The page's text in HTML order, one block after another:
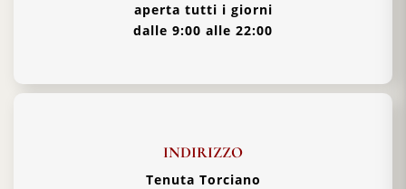
aperta tutti i giorni
dalle 9:00 alle 22:00
INDIRIZZO
Tenuta Torciano